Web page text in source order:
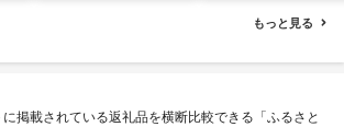
ビーフ ポーク はんば
ぐ 挽肉 お肉 ミンチ 肉
キング 1位 1万円以下
もっと見る
掲載されている返礼品を横断比較できる「ふるさと